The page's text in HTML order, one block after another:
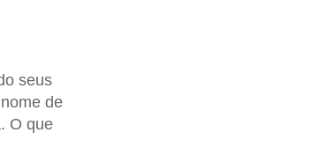
seus
de
O que